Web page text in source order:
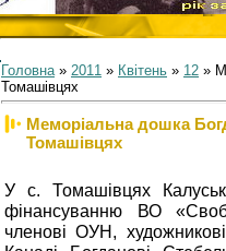
Головна» 2011 » Квітень » 12 »
Томашівцях
Меморіальна дошка
Томашівцях
У с. Томашівцях
фінансуванню ВО
членові ОУН,